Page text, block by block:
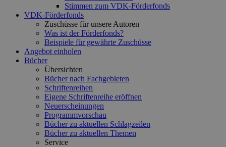
Stimmen zum VDK-Förderfonds
VDK-Förderfonds
Zuschüsse für unsere Autoren
Was ist der Förderfonds?
Beispiele für gewährte Zuschüsse
Angebot einholen
Bücher
Übersichten
Bücher nach Fachgebieten
Schriftenreihen
Eigene Schriftenreihe eröffnen
Neuerscheinungen
Programmvorschau
Bücher zu aktuellen Schlagzeilen
Bücher zu aktuellen Themen
Service